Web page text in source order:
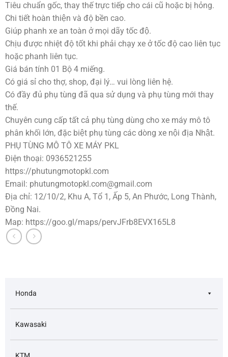
Tiêu chuẩn gốc, thay thế trực tiếp cho cái cũ hoặc bị hỏng.
Chi tiết hoàn thiện và độ bền cao.
Giúp phanh xe an toàn ở mọi dãy tốc độ.
Chịu được nhiệt độ tốt khi phải chạy xe ở tốc độ cao liên tục
hoặc phanh liên tục.
Giá bán tính 01 Bộ 4 miếng.
Có giá sỉ cho thợ, shop, đại lý… vui lòng liên hệ.
Có đầy đủ phụ tùng đã qua sử dụng và phụ tùng mới thay
thế.
Chuyên cung cấp tất cả phụ tùng dùng cho xe máy mô tô
phân khối lớn, đặc biệt phụ tùng các dòng xe nội địa Nhật.
PHỤ TÙNG MÔ TÔ XE MÁY PKL
Điện thoại: 0936521255
https://phutungmotopkl.com
Email: phutungmotopkl.com@gmail.com
Địa chỉ: 12/10/2, Khu A, Tổ 1, Ấp 5, An Phước, Long Thành,
Đồng Nai.
Map: https://goo.gl/maps/pervJFrb8EVX165L8
Honda
Kawasaki